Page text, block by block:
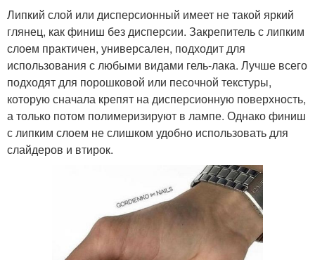
Липкий слой или дисперсионный имеет не такой яркий
глянец, как финиш без дисперсии. Закрепитель с липким
слоем практичен, универсален, подходит для
использования с любыми видами гель-лака. Лучше всего
подходят для порошковой или песочной текстуры,
которую сначала крепят на дисперсионную поверхность,
а только потом полимеризируют в лампе. Однако финиш
с липким слоем не слишком удобно использовать для
слайдеров и втирок.